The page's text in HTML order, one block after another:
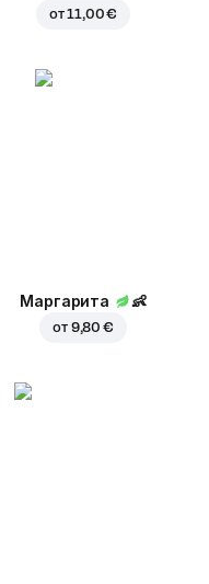
от11,00 €
Маргарита 👶
от 9,80 €